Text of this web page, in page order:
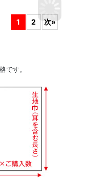
1 2 次»
です。